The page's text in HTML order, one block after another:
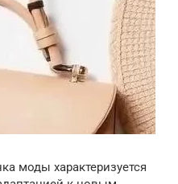
моды характеризуется